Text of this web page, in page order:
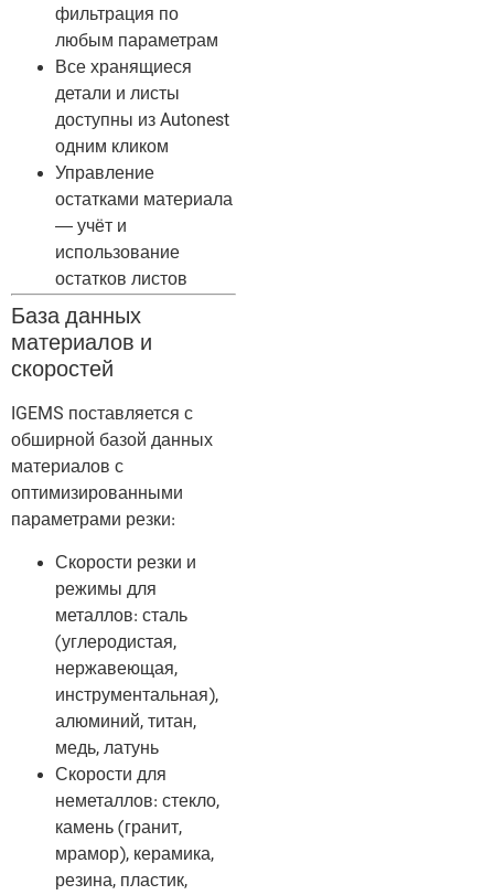
фильтрация по
любым параметрам
Все хранящиеся
детали и листы
доступны из Autonest
одним кликом
Управление
остатками материала
— учёт и
использование
остатков листов
База данных
материалов и
скоростей
IGEMS поставляется с
обширной базой данных
материалов с
оптимизированными
параметрами резки:
Скорости резки и
режимы для
металлов: сталь
(углеродистая,
нержавеющая,
инструментальная),
алюминий, титан,
медь, латунь
Скорости для
неметаллов: стекло,
камень (гранит,
мрамор), керамика,
резина, пластик,